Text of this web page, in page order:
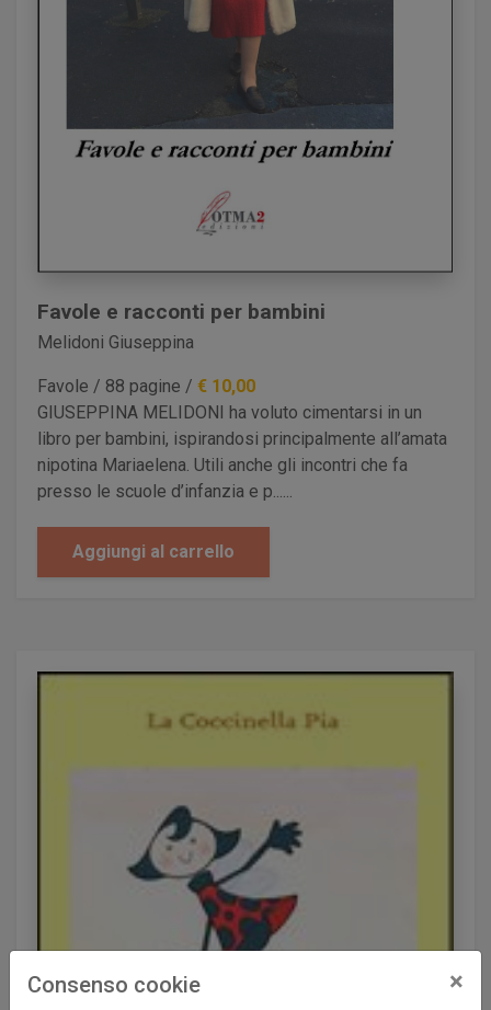
Consenso cookie ×
Busisi Scaglia Iginia
Bussi Davide
Cappelli Nicol&#242;
Carazzi Paolo
Cardoso Ruben
Carigliano Franco Emanuele
Casagrande Dolores
Casarini Giuseppe Gianpaolo
Cassina Caterina
Castaldo Silvio
Catellani Massimiliano
Coloni Daniela
Conversano Maria Teresa
D'Amico Anna Lucia
Favole e racconti per bambini
Melidoni Giuseppina
Favole / 88 pagine /€ 10,00
GIUSEPPINA MELIDONI ha voluto cimentarsi in un
libro per bambini, ispirandosi principalmente all’amata
nipotina Mariaelena. Utili anche gli incontri che fa
presso le scuole d’infanzia e p......
Aggiungi al carrello